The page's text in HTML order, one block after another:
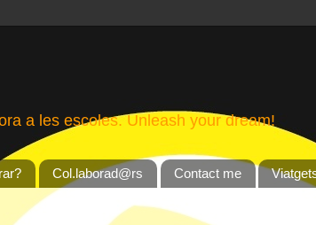
a les escoles. Unleash your dream!
Col.laborad@rs Contact me